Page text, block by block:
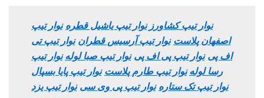
نوار تیپ کشاورز نوار تیپ یاشیل قطره نوار تیپ
اصفهان پلاست نوار تیپ آرسیس قطران نوار تیپ تی
اف پی نوار تیپ پی اف پی نوار تیپ صبا لوله نوار تیپ
رسا لوله نوار تیپ طارم پلاست نوار تیپ پایا بسپال
نوار تیپ تک ستاره نوار تیپ پی وی سی نوار تیپ یزد